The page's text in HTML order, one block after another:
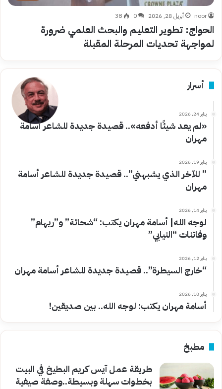
noor أبريل 28, 2026 0
38
الحواج: تطوير التعليم والبحث العلمي ضرورة
لمواجهة تحديات المرحلة المقبلة
أسرار
يناير 24, 2026
«لم يعد شيئًا أدفعه».. قصيدة جديدة للشاعر أسامة
مهران
يناير 19, 2026
” للآخر الذي يشبهني”.. قصيدة جديدة للشاعر أسامة
مهران
يناير 14, 2026
لوجه الله| أسامة مهران يكتب: “شحاتة” و”ريهام”
وفاتنات “النيابي”
يناير 12, 2026
“خارج السيطرة”.. قصيدة جديدة للشاعر أسامة مهران
يناير 10, 2026
أسامة مهران يكتب: لوجه الله.. بين صديقين!
مطبخ
طريقة عمل آيس كريم البطيخ في البيت
بخطوات سهلة وبسيطة..وصفة صيفية